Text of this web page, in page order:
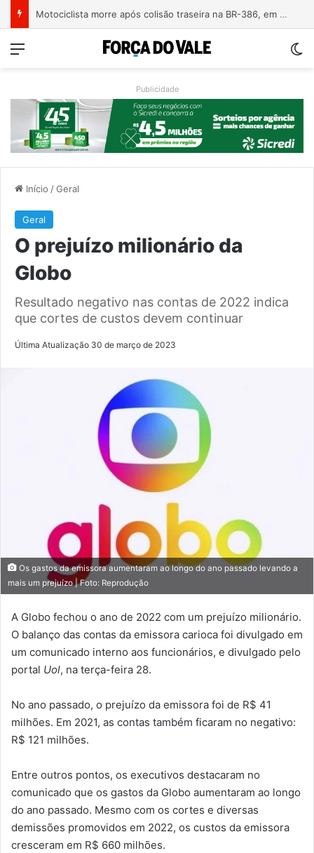
Motociclista morre após colisão traseira na BR-386, em Triunfo
Menu
Publicidade
Início /Geral
Geral
O prejuízo milionário da
Globo
Resultado negativo nas contas de 2022 indica
que cortes de custos devem continuar
Última Atualização 30 de março de 2023
Os gastos da emissora aumentaram ao longo do ano passado levando a
mais um prejuízo | Foto: Reprodução
A Globo fechou o ano de 2022 com um prejuízo milionário.
O balanço das contas da emissora carioca foi divulgado em
um comunicado interno aos funcionários, e divulgado pelo
portal Uol, na terça-feira 28.
No ano passado, o prejuízo da emissora foi de R$ 41
milhões. Em 2021, as contas também ficaram no negativo:
R$ 121 milhões.
Entre outros pontos, os executivos destacaram no
comunicado que os gastos da Globo aumentaram ao longo
do ano passado. Mesmo com os cortes e diversas
demissões promovidos em 2022, os custos da emissora
cresceram em R$ 660 milhões.